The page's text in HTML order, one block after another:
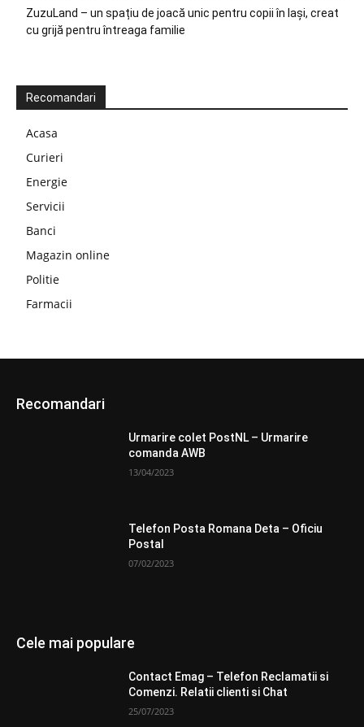
ZuzuLand – un spațiu de joacă unic pentru copii în Iași, creat
cu grijă pentru întreaga familie
Recomandari
Acasa
Curieri
Energie
Servicii
Banci
Magazin online
Politie
Farmacii
Recomandari
Urmarire colet PostNL – Urmarire
comanda AWB
13/04/2023
Telefon Posta Romana Deta – Oficiu
Postal
07/02/2023
Cele mai populare
Contact Emag – Telefon Reclamatii si
Comenzi. Relatii clienti si Chat
25/07/2023